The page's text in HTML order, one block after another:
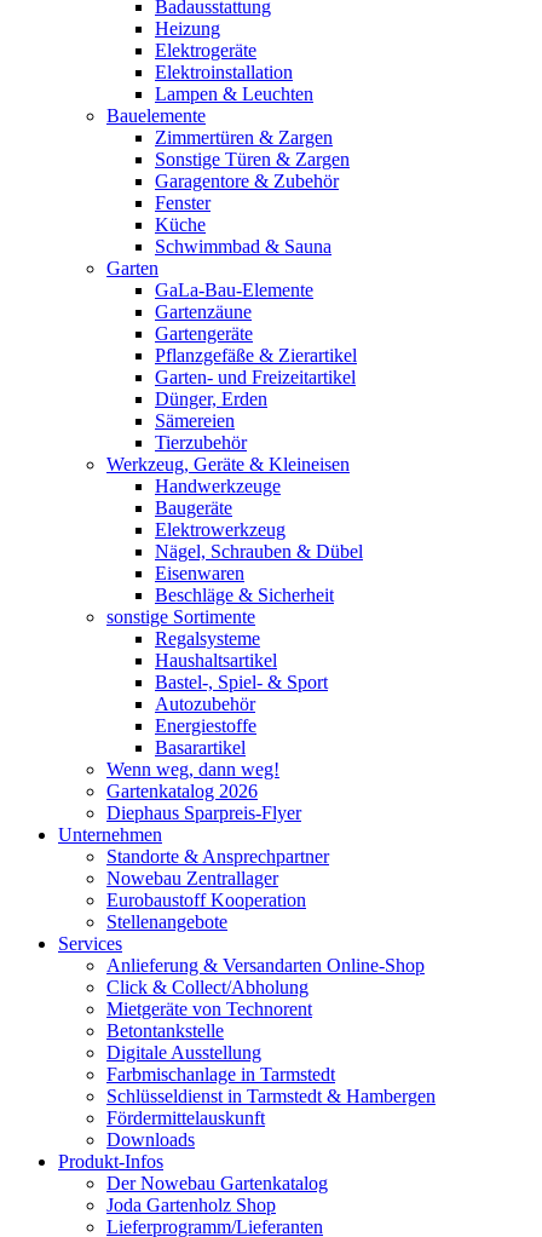
Badausstattung
Heizung
Elektrogeräte
Elektroinstallation
Lampen & Leuchten
Bauelemente
Zimmertüren & Zargen
Sonstige Türen & Zargen
Garagentore & Zubehör
Fenster
Küche
Schwimmbad & Sauna
Garten
GaLa-Bau-Elemente
Gartenzäune
Gartengeräte
Pflanzgefäße & Zierartikel
Garten- und Freizeitartikel
Dünger, Erden
Sämereien
Tierzubehör
Werkzeug, Geräte & Kleineisen
Handwerkzeuge
Baugeräte
Elektrowerkzeug
Nägel, Schrauben & Dübel
Eisenwaren
Beschläge & Sicherheit
sonstige Sortimente
Regalsysteme
Haushaltsartikel
Bastel-, Spiel- & Sport
Autozubehör
Energiestoffe
Basarartikel
Wenn weg, dann weg!
Gartenkatalog 2026
Diephaus Sparpreis-Flyer
Unternehmen
Standorte & Ansprechpartner
Nowebau Zentrallager
Eurobaustoff Kooperation
Stellenangebote
Services
Anlieferung & Versandarten Online-Shop
Click & Collect/Abholung
Mietgeräte von Technorent
Betontankstelle
Digitale Ausstellung
Farbmischanlage in Tarmstedt
Schlüsseldienst in Tarmstedt & Hambergen
Fördermittelauskunft
Downloads
Produkt-Infos
Der Nowebau Gartenkatalog
Joda Gartenholz Shop
Lieferprogramm/Lieferanten